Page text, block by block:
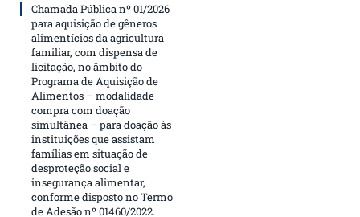
Chamada Pública nº 01/2026
para aquisição de gêneros
alimentícios da agricultura
familiar, com dispensa de
licitação, no âmbito do
Programa de Aquisição de
Alimentos – modalidade
compra com doação
simultânea – para doação às
instituições que assistam
famílias em situação de
desproteção social e
insegurança alimentar,
conforme disposto no Termo
de Adesão nº 01460/2022.